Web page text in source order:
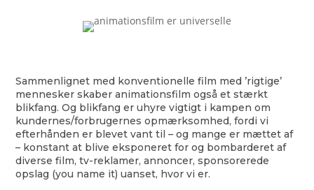
Sammenlignet med konventionelle film med ’rigtige’
mennesker skaber animationsfilm også et stærkt
blikfang. Og blikfang er uhyre vigtigt i kampen om
kundernes/forbrugernes opmærksomhed, fordi vi
efterhånden er blevet vant til – og mange er mættet af
– konstant at blive eksponeret for og bombarderet af
diverse film, tv-reklamer, annoncer, sponsorerede
opslag (you name it) uanset, hvor vi er.